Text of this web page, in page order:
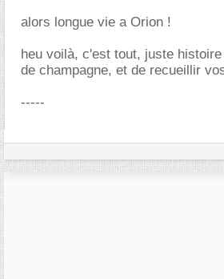
alors longue vie a Orion !
heu voilà, c'est tout, juste
de champagne, et de recueillir
-----